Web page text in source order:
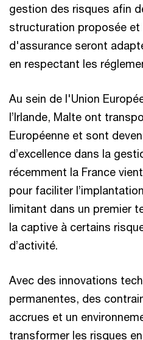
gestion des risques afin
structuration proposée et
d'assurance seront
en respectant les
Au sein de l'Union
l’Irlande, Malte ont
Européenne et sont
d’excellence dans la
récemment la France
pour faciliter
limitant dans un premier
la captive à certains
d’activité.
Avec des innovations
permanentes, des
accrues et un
transformer les risques